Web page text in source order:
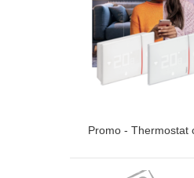
Promo - Thermostat